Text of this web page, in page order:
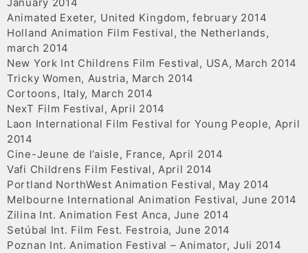
Animated Exeter, United Kingdom, february 2014
Holland Animation Film Festival, the Netherlands,
march 2014
New York Int Childrens Film Festival, USA, March 2014
Tricky Women, Austria, March 2014
Cortoons, Italy, March 2014
NexT Film Festival, April 2014
Laon International Film Festival for Young People, April
2014
Cine-Jeune de l’aisle, France, April 2014
Vafi Childrens Film Festival, April 2014
Portland NorthWest Animation Festival, May 2014
Melbourne International Animation Festival, June 2014
Zilina Int. Animation Fest Anca, June 2014
Setúbal Int. Film Fest. Festroia, June 2014
Poznan Int. Animation Festival – Animator, Juli 2014